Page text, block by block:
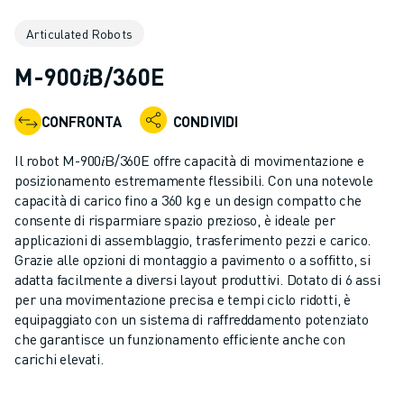
GAMMA ROBOTICA
ACCESSORI PER ROBOT
SOFTWARE ROBOTICO
SOFTWARE DI SIMULAZIONE
PRODOTTI DI ROBOTICA PER EDUCATION
AUTOMAZIONE ROBOTICA
ROBOT DI SALDATURA AD ARCO
ROBOT ANTROPOMORFI
SERIE ARC MATE
SERIE M-900
ROBOT PER ALIMENTI E CAMERE BIANCHE
ROBOT PER LA VERNICIATURA
ROBOT PER LA PALLETTIZZAZIONE
Articulated Robots
M-900𝑖B/360E
CONFRONTA CONDIVIDI
Il robot M-900𝑖B/360E offre capacità di movimentazione e
posizionamento estremamente flessibili. Con una notevole
capacità di carico fino a 360 kg e un design compatto che
consente di risparmiare spazio prezioso, è ideale per
applicazioni di assemblaggio, trasferimento pezzi e carico.
Grazie alle opzioni di montaggio a pavimento o a soffitto, si
adatta facilmente a diversi layout produttivi. Dotato di 6 assi
per una movimentazione precisa e tempi ciclo ridotti, è
equipaggiato con un sistema di raffreddamento potenziato
che garantisce un funzionamento efficiente anche con
carichi elevati.